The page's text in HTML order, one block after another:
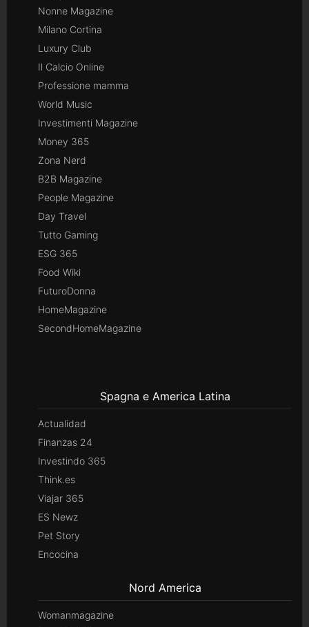
Nonne Magazine
Milano Cortina
Luxury Club
Il Calcio Online
Professione mamma
World Music
Investimenti Magazine
Money 365
Zona Nerd
B2B Magazine
People Magazine
Day Travel
Tutto Gaming
ESG 365
Food Wiki
FuturoDonna
HomeMagazine
SecondHomeMagazine
Spagna e America Latina
Actualidad
Finanzas 24
Investindo 365
Think.es
Viajar 365
ES Newz
Pet Story
Encocina
Nord America
Womanmagazine